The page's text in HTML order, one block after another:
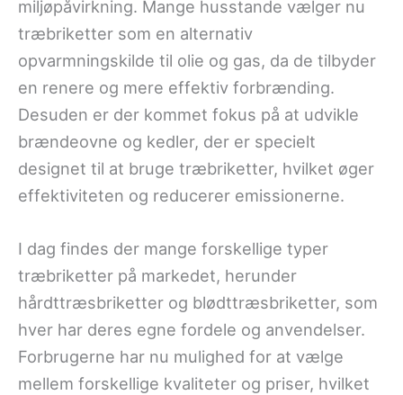
miljøpåvirkning. Mange husstande vælger nu
træbriketter som en alternativ
opvarmningskilde til olie og gas, da de tilbyder
en renere og mere effektiv forbrænding.
Desuden er der kommet fokus på at udvikle
brændeovne og kedler, der er specielt
designet til at bruge træbriketter, hvilket øger
effektiviteten og reducerer emissionerne.
I dag findes der mange forskellige typer
træbriketter på markedet, herunder
hårdttræsbriketter og blødttræsbriketter, som
hver har deres egne fordele og anvendelser.
Forbrugerne har nu mulighed for at vælge
mellem forskellige kvaliteter og priser, hvilket